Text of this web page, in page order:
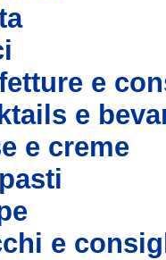
e
e
e creme
e